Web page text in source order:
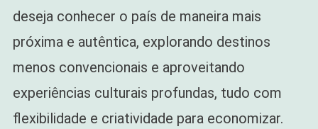
deseja conhecer o país de maneira mais
próxima e autêntica, explorando destinos
menos convencionais e aproveitando
experiências culturais profundas, tudo com
flexibilidade e criatividade para economizar.